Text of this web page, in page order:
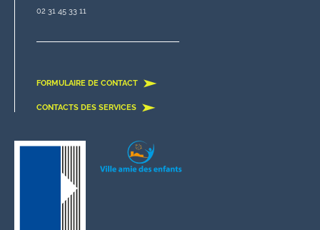
02 31 45 33 11
FORMULAIRE DE CONTACT
CONTACTS DES SERVICES